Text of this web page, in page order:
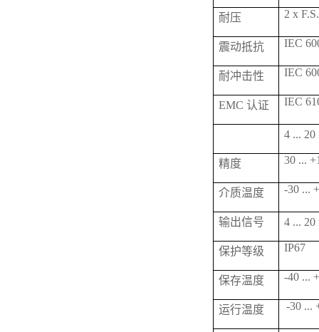
耐压 2 x F.S.
震动抵抗 IEC
耐冲击性 IEC
EMC 认证 IEC
4 ...
精度 30 ...
介质温度 -30 ...
输出信号 4 ...
保护等级 IP67
保存温度 -40 ...
运行温度 -30 ...